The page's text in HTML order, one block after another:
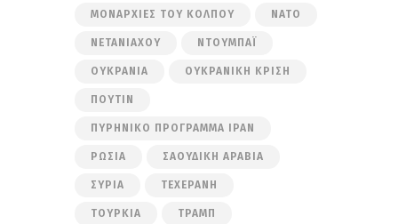
ΜΟΝΑΡΧΊΕΣ ΤΟΥ ΚΌΛΠΟΥ ΝΑΤΟ
ΝΕΤΑΝΙΆΧΟΥ ΝΤΟΥΜΠΆΙ
ΟΥΚΡΑΝΊΑ ΟΥΚΡΑΝΙΚΉ ΚΡΊΣΗ
ΠΟΎΤΙΝ
ΠΥΡΗΝΙΚΌ ΠΡΌΓΡΑΜΜΑ ΙΡΆΝ
ΡΩΣΊΑ ΣΑΟΥΔΙΚΉ ΑΡΑΒΊΑ
ΣΥΡΊΑ ΤΕΧΕΡΆΝΗ
ΤΟΥΡΚΊΑ ΤΡΑΜΠ